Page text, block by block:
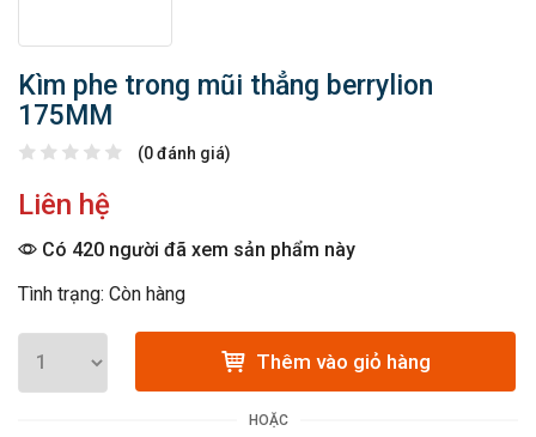
Kìm phe trong mũi thẳng berrylion
175MM
(0 đánh giá)
Liên hệ
Có 420 người đã xem sản phẩm này
Tình trạng: Còn hàng
Thêm vào giỏ hàng
HOẶC